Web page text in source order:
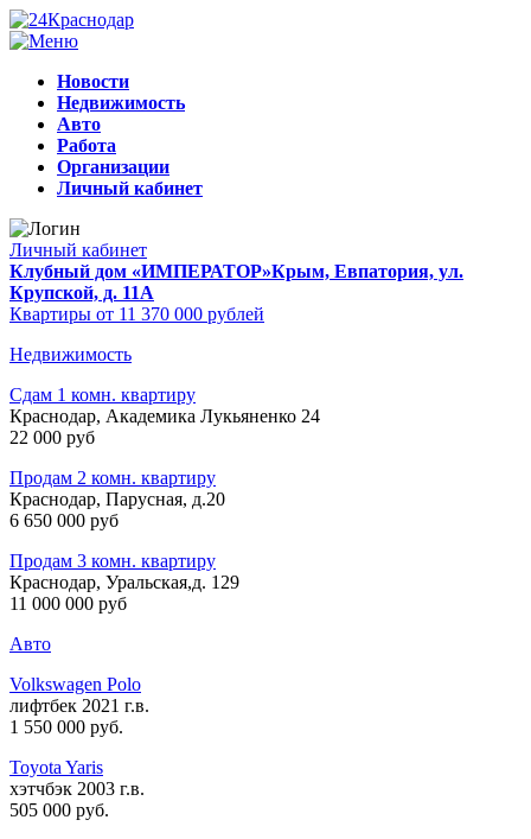
Новости
Недвижимость
Авто
Работа
Организации
Личный кабинет
Личный кабинет
Клубный дом «ИМПЕРАТОР»Крым, Евпатория, ул.
Крупской, д. 11А
Квартиры от 11 370 000 рублей
Недвижимость
Сдам 1 комн. квартиру
Краснодар, Академика Лукьяненко 24
22 000 руб
Продам 2 комн. квартиру
Краснодар, Парусная, д.20
6 650 000 руб
Продам 3 комн. квартиру
Краснодар, Уральская,д. 129
11 000 000 руб
Авто
Volkswagen Polo
лифтбек 2021 г.в.
1 550 000 руб.
Toyota Yaris
хэтчбэк 2003 г.в.
505 000 руб.